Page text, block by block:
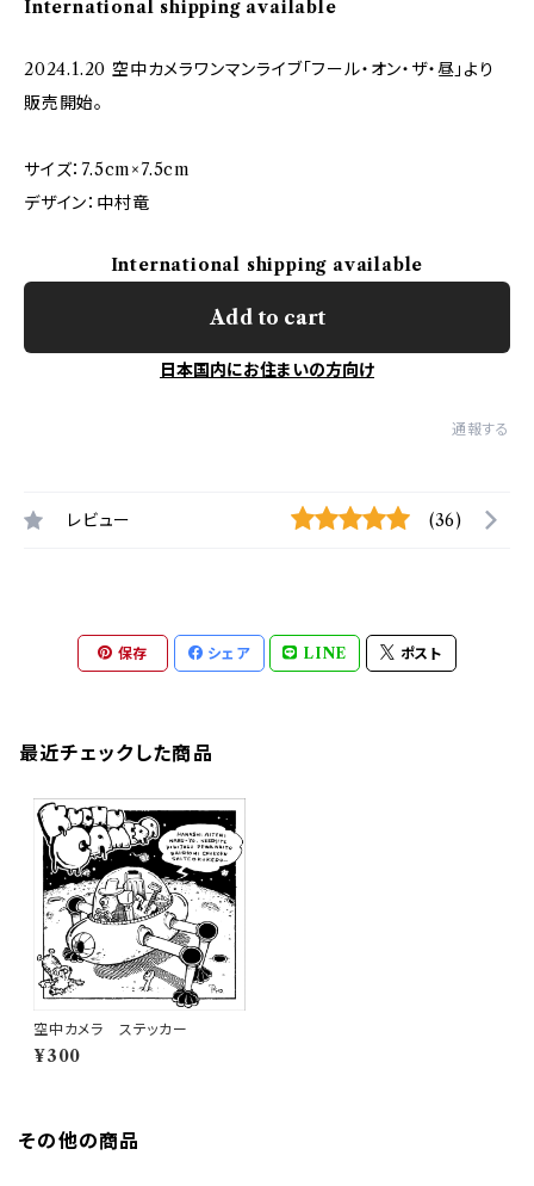
International shipping available
2024.1.20 空中カメラワンマンライブ「フール・オン・ザ・昼」より
販売開始。
サイズ：7.5cm×7.5cm
デザイン：中村竜
International shipping available
Add to cart
日本国内にお住まいの方向け
通報する
レビュー (36)
保存 シェア LINE ポスト
最近チェックした商品
空中カメラ ステッカー
¥300
その他の商品